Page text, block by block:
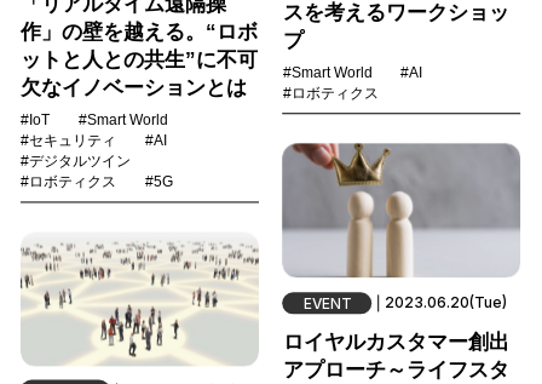
スを考えるワークショッ
プ
#Smart World
#AI
#ロボティクス
作」の壁を越える。“ロボ
ットと人との共生”に不可
欠なイノベーションとは
#IoT
#Smart World
#セキュリティ
#AI
#デジタルツイン
#ロボティクス
#5G
EVENT 2023.06.20(Tue)
ロイヤルカスタマー創出
アプローチ～ライフスタ